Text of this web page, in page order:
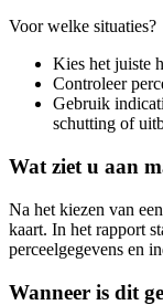
Voor welke situaties?
Kies het juiste
Controleer
Gebruik
schutting of
Wat ziet u aan
Na het kiezen van
kaart. In het rapport
perceelgegevens en
Wanneer is dit